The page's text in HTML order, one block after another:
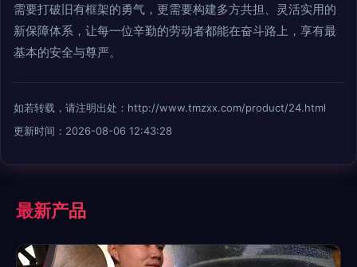
需要打破旧有框架的勇气，更需要构建多方共担、灵活实用的
新保障体系，让每一位辛勤的劳动者都能在奋斗路上，享有最
基本的安全与尊严。
如若转载，请注明出处：http://www.tmzxx.com/product/24.html
更新时间：2026-08-06 12:43:28
最新产品